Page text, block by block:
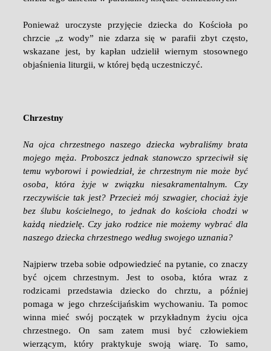
Ponieważ uroczyste przyjęcie dziecka do Kościoła po
chrzcie „z wody” nie zdarza się w parafii zbyt często,
wskazane jest, by kapłan udzielił wiernym stosownego
objaśnienia liturgii, w której będą uczestniczyć.
Chrzestny
Na ojca chrzestnego naszego dziecka wybraliśmy brata
mojego męża. Proboszcz jednak stanowczo sprzeciwił się
temu wyborowi i powiedział, że chrzestnym nie może być
osoba, która żyje w związku niesakramentalnym. Czy
rzeczywiście tak jest? Przecież mój szwagier, chociaż żyje
bez ślubu kościelnego, to jednak do kościoła chodzi w
każdą niedzielę. Czy jako rodzice nie możemy wybrać dla
naszego dziecka chrzestnego według swojego uznania?
Najpierw trzeba sobie odpowiedzieć na pytanie, co znaczy
być ojcem chrzestnym. Jest to osoba, która wraz z
rodzicami przedstawia dziecko do chrztu, a później
pomaga w jego chrześcijańskim wychowaniu. Ta pomoc
winna mieć swój początek w przykładnym życiu ojca
chrzestnego. On sam zatem musi być człowiekiem
wierzącym, który praktykuje swoją wiarę. To samo,